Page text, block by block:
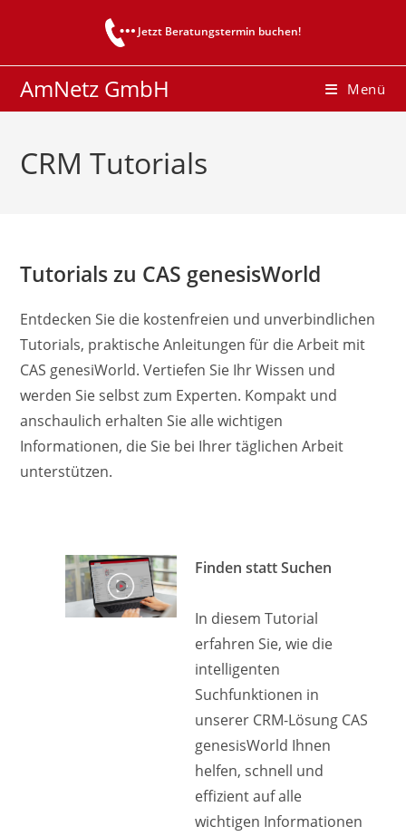
Jetzt Beratungstermin buchen!
AmNetz GmbH Menü
CRM Tutorials
Tutorials zu CAS genesisWorld
Entdecken Sie die kostenfreien und unverbindlichen
Tutorials, praktische Anleitungen für die Arbeit mit
CAS genesiWorld. Vertiefen Sie Ihr Wissen und
werden Sie selbst zum Experten. Kompakt und
anschaulich erhalten Sie alle wichtigen
Informationen, die Sie bei Ihrer täglichen Arbeit
unterstützen.
Finden statt Suchen
In diesem Tutorial
erfahren Sie, wie die
intelligenten
Suchfunktionen in
unserer CRM-Lösung CAS
genesisWorld Ihnen
helfen, schnell und
effizient auf alle
wichtigen Informationen